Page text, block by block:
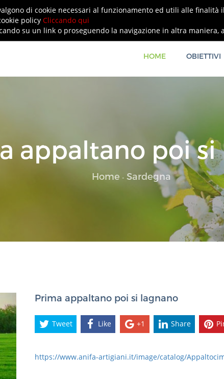
HOME OBIETTIVI
appaltano poi si
Home - Sardegna
Prima appaltano poi si lagnano
Tweet Like +1 Share
https://www.anifa-artigiani.it/image/catalog/
di cookie necessari al funzionamento ed utili alle finalità
policy Cliccando qui
su un link o proseguendo la navigazione in altra maniera,